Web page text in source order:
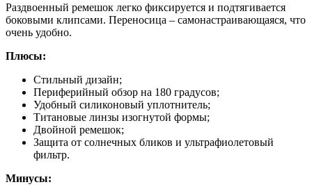
Раздвоенный ремешок легко фиксируется и подтягивается
боковыми клипсами. Переносица – самонастраивающаяся, что
очень удобно.
Плюсы:
Стильный дизайн;
Периферийный обзор на 180 градусов;
Удобный силиконовый уплотнитель;
Титановые линзы изогнутой формы;
Двойной ремешок;
Защита от солнечных бликов и ультрафиолетовый
фильтр.
Минусы: